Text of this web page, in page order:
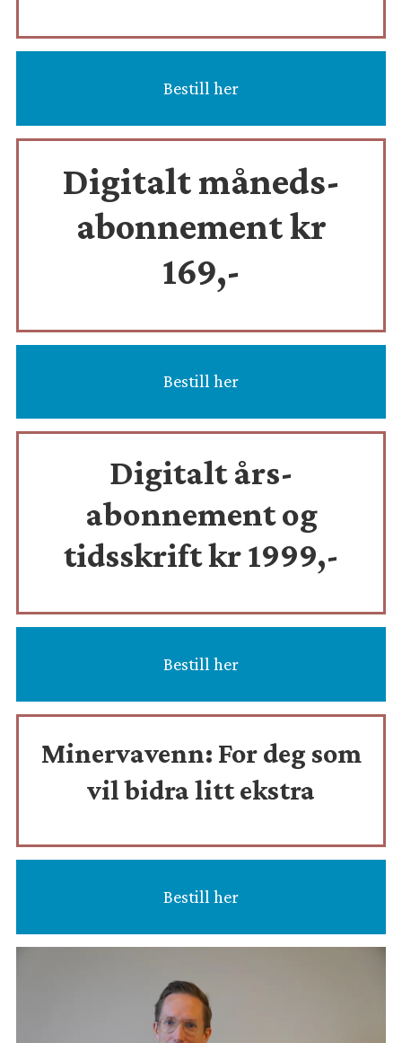
Bestill her
Digitalt måneds-
abonnement kr
169,-
Bestill her
Digitalt års-
abonnement og
tidsskriftkr 1999,-
Bestill her
Minervavenn: For deg som
vil bidra litt ekstra
Bestill her